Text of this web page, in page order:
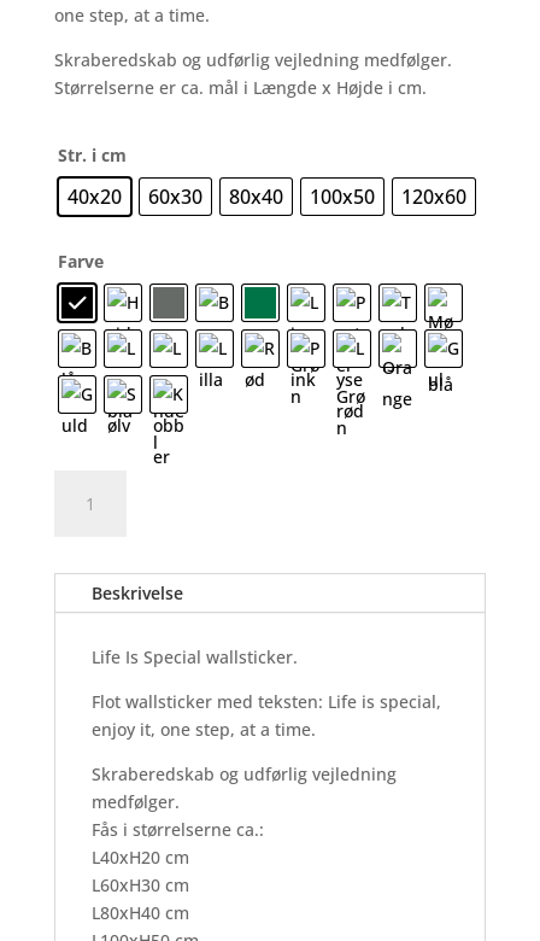
one step, at a time.
Skraberedskab og udførlig vejledning medfølger.
Størrelserne er ca. mål i Længde x Højde i cm.
Str. i cm
40x20 60x30 80x40 100x50 120x60
Farve
Wallsticker
Beskrivelse
Life Is Special wallsticker.
Flot wallsticker med teksten: Life is special,
enjoy it, one step, at a time.
Skraberedskab og udførlig vejledning
medfølger.
Fås i størrelserne ca.:
L40xH20 cm
L60xH30 cm
L80xH40 cm